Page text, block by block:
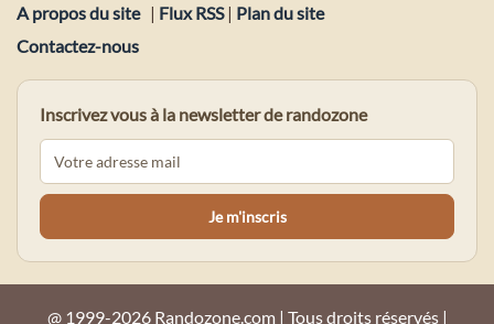
A propos du site | Flux RSS| Plan du site
Contactez-nous
Inscrivez vous à la newsletter de randozone
@ 1999-2026 Randozone.com | Tous droits réservés |